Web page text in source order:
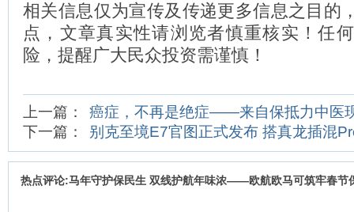
相关信息仅为宣传及传递更多信息之目的
点，文章真实性请浏览者慎重核实！任
险，提醒广大民众投资需谨慎！
上一篇：
癌症，不再是绝症——来自保抵力中医
下一篇：
别克至境E7官图正式发布 搭真龙插混
热点评论:马年守护保民生 双线护航年味浓——欧航欧马可筑牢春节